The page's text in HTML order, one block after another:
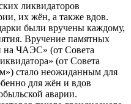
ликвидаторов
их жён, а также вдов.
были вручены каждому,
Вручение памятных
на ЧАЭС» (от Совета
(от Совета
стало неожиданным для
для жён и вдов
аварии.